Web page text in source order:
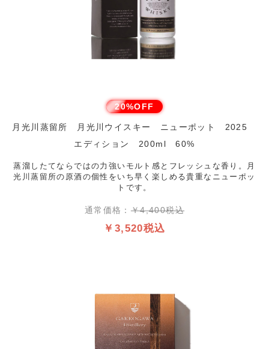
20%OFF
月光川蒸留所 月光川ウイスキー ニューポット 2025
エディション 200ml 60%
蒸溜したてならではの力強いモルト感とフレッシュな香り。月
光川蒸留所の原酒の個性をいち早く楽しめる貴重なニューポッ
トです。
通常価格： ￥4,400税込
￥3,520税込